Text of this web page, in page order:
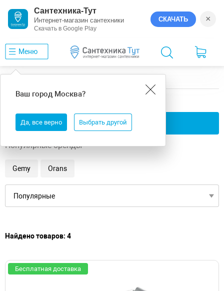
Сантехника-Тут
Интернет-магазин сантехники
Скачать в Google Play
СКАЧАТЬ ×
Меню
Ваш город Москва?
Да, все верно Выбрать другой
20 ванны
Применить фильтры
Популярные бренды
Gemy Orans
Найдено товаров: 4
Бесплатная доставка